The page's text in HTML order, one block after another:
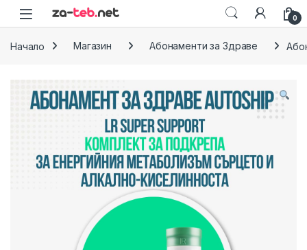
Skip to navigation
Skip to content
0
Начало Магазин Абонаменти за Здраве